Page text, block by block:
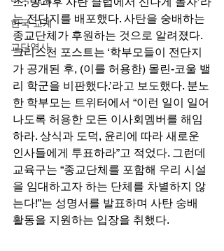
한국 교계
교단역사
는 전단지를 배포했다. 사탄을 숭배하는
종교단체가 후원하는 것으로 알려졌다.
크리스천 포스트는 ‘학부모들이 전단지
가 공개된 후, (이를 허용한) 몰린-코울 밸
리 학군을 비판했다.’라고 보도했다. 분노
한 학부모는 트위터에서 “이런 일이 일어
나도록 허용한 모든 이사회멤버를 해임
하라. 상식과 도덕, 윤리에 따라 새로운
인사들에게 투표하라”고 적었다. 그런데
교육구는 “종교단체를 포함해 우리 시설
을 임대하고자 하는 단체를 차별하지 않
는다!”는 성명서를 발표하며 사탄 숭배
활동을 지원하는 입장을 취했다.